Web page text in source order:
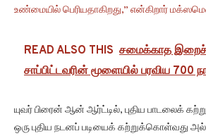
உண்மையில் பெரியதாகிறது,” என்கிறார்
READ ALSO THIS சமைக்காத
சாப்பிட்டவரின் மூளையில் பரவிய 700
யுவர் பிரைன் ஆன் ஆர்ட்டில், புதிய பாடலைக்
ஒரு புதிய நடனப் படியைக் கற்றுக்கொள்வது